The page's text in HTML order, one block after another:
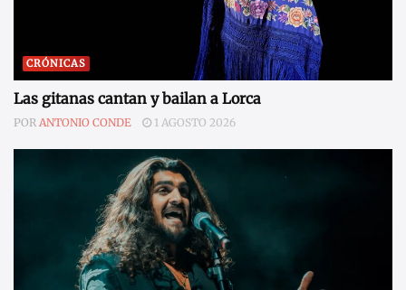
CRÓNICAS
Las gitanas cantan y bailan a Lorca
POR ANTONIO CONDE 1 AGOSTO 2026